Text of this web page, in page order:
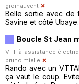
groinauvent
Belle sortie avec de
Savine et côté Ubaye.
Boucle St Jean
VTT à assistance
bruno.mielle
Rando avec un
ça vaut le coup.